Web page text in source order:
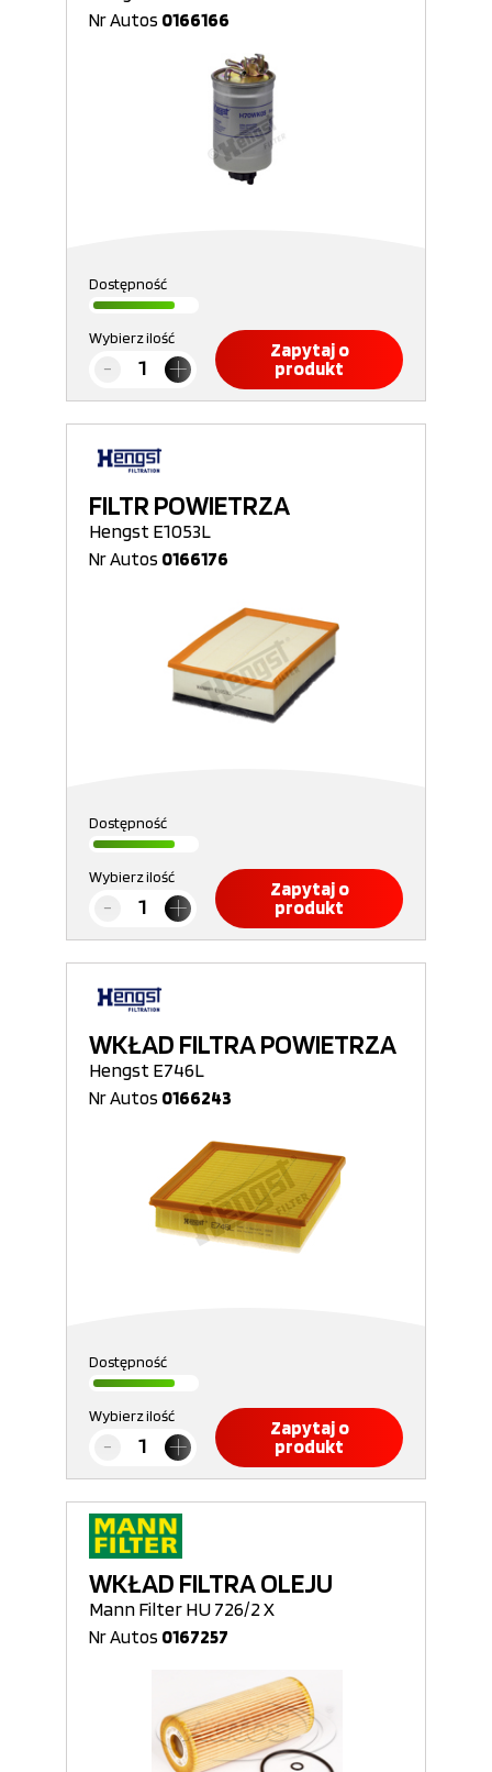
Nr Autos 0166166
Dostępność
Wybierz ilość
Zapytaj o
produkt
FILTR POWIETRZA
Hengst E1053L
Nr Autos 0166176
Dostępność
Wybierz ilość
Zapytaj o
produkt
WKŁAD FILTRA POWIETRZA
Hengst E746L
Nr Autos 0166243
Dostępność
Wybierz ilość
Zapytaj o
produkt
WKŁAD FILTRA OLEJU
Mann Filter HU 726/2 X
Nr Autos 0167257